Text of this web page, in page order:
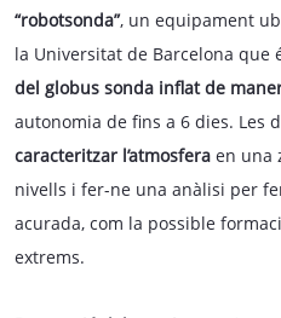
“robotsonda”, un equipament
la Universitat de Barcelona que
del globus sonda inflat de
autonomia de fins a 6 dies. Les
caracteritzar l’atmosfera en una
nivells i fer-ne una anàlisi per
acurada, com la possible
extrems.